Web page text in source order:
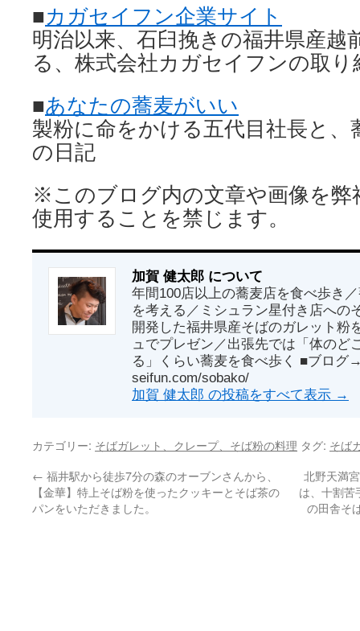
■カガセイフン企業サイト
明治以来、石臼挽きの福井県産越
る、株式会社カガセイフンの取り
■あなたの蕎麦がいい
製粉に命をかける五代目社長と、
の日記
※このブログ内の文章や画像を弊
使用することを禁じます。
加賀 健太郎 について
年間100店以上の蕎麦店を食べ歩き
を考える／ミシュラン星付き店への
開発した福井県産そばのガレット粉
ュでプレゼン／出張先では「体のど
る」くらい蕎麦を食べ歩く ■ブログ
seifun.com/sobako/
加賀 健太郎 の投稿をすべて表示 →
カテゴリー: そばガレット、クレープ、そば粉の料理 タグ: そば
← 福井駅から徒歩7分の森のオーブンさんから、
【金華】特上そば粉を使ったクッキーとそば茶の
パンをいただきました。
北野天満
は、十割苦
の田舎そ